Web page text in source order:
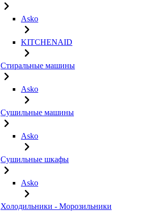
Asko
KITCHENAID
Стиральные машины
Asko
Сушильные машины
Asko
Сушильные шкафы
Asko
Холодильники - Морозильники